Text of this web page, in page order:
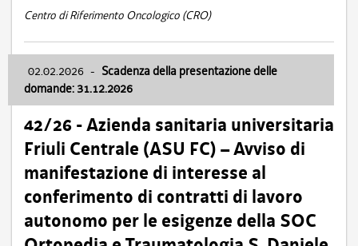
Centro di Riferimento Oncologico (CRO)
02.02.2026 - Scadenza della presentazione delle
domande: 31.12.2026
42/26 - Azienda sanitaria universitaria
Friuli Centrale (ASU FC) – Avviso di
manifestazione di interesse al
conferimento di contratti di lavoro
autonomo per le esigenze della SOC